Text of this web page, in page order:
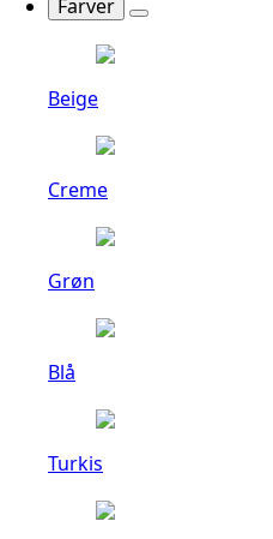
Farver
Beige
Creme
Grøn
Blå
Turkis